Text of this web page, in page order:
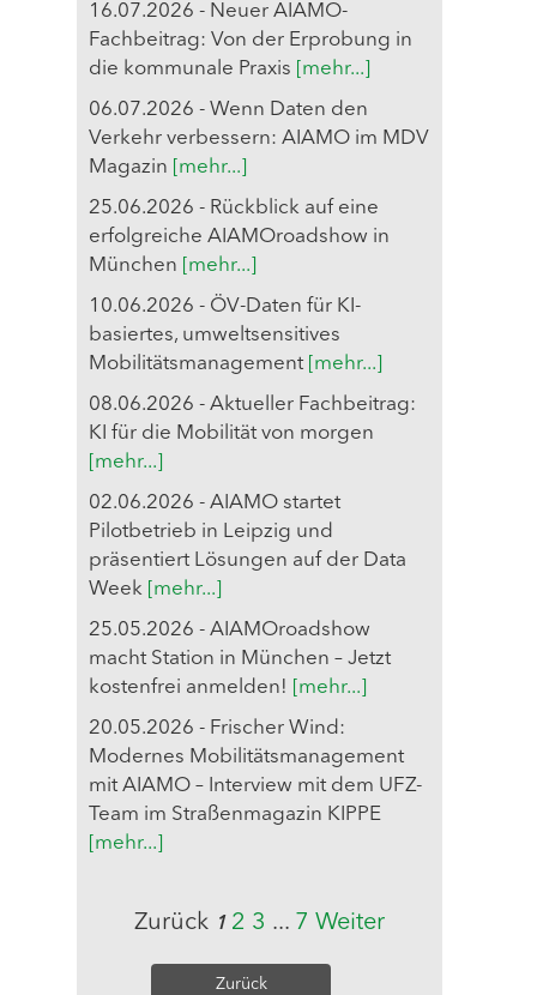
16.07.2026 - Neuer AIAMO-
Fachbeitrag: Von der Erprobung in
die kommunale Praxis
[mehr...]
06.07.2026 - Wenn Daten den
Verkehr verbessern: AIAMO im MDV
Magazin
[mehr...]
25.06.2026 - Rückblick auf eine
erfolgreiche AIAMOroadshow in
München
[mehr...]
10.06.2026 - ÖV-Daten für KI-
basiertes, umweltsensitives
Mobilitätsmanagement [mehr...]
08.06.2026 - Aktueller Fachbeitrag:
KI für die Mobilität von morgen
[mehr...]
02.06.2026 - AIAMO startet
Pilotbetrieb in Leipzig und
präsentiert Lösungen auf der Data
Week
[mehr...]
25.05.2026 - AIAMOroadshow
macht Station in München – Jetzt
kostenfrei anmelden!
[mehr...]
20.05.2026 - Frischer Wind:
Modernes Mobilitätsmanagement
mit AIAMO – Interview mit dem UFZ-
Team im Straßenmagazin KIPPE
[mehr...]
Zurück 1 2 3 ... 7 Weiter
Zurück